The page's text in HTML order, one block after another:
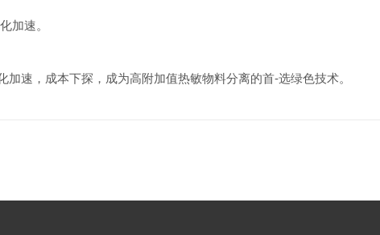
加速。
速，成本下探，成为高附加值热敏物料分离的首-选绿色技术。